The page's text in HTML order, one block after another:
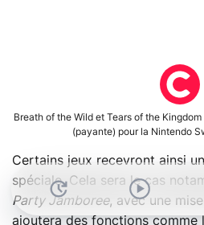
Breath of the Wild et Tears of the
(payante) pour la Nintendo
Certains jeux recevront ainsi
spéciale. Cela sera le cas
Party Jamboree, avec une
ajoutera des fonctions comme